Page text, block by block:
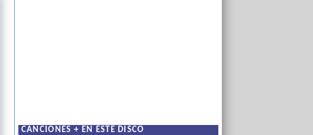
CANCIONES + EN ESTE DISCO